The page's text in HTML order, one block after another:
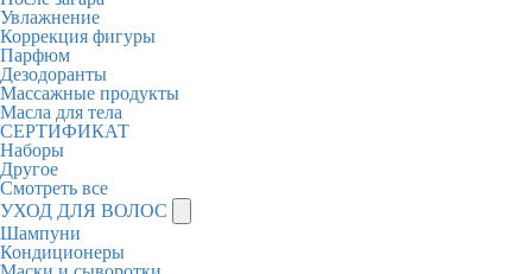
Увлажнение
Коррекция фигуры
Парфюм
Дезодоранты
Массажные продукты
Масла для тела
СЕРТИФИКАТ
Наборы
Другое
Смотреть все
УХОД ДЛЯ ВОЛОС
Шампуни
Кондиционеры